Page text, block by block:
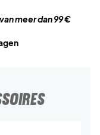
meer dan 99 €